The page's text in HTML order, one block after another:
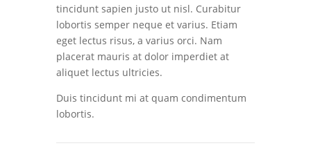
tincidunt sapien justo ut nisl. Curabitur
lobortis semper neque et varius. Etiam
eget lectus risus, a varius orci. Nam
placerat mauris at dolor imperdiet at
aliquet lectus ultricies.
Duis tincidunt mi at quam condimentum
lobortis.